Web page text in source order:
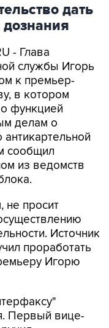
дать
- Глава
службы Игорь
к премьер-
в котором
функцией
делам о
сообщил
из ведомств
не просит
Источник
проработать
Игорю
Первый вице-